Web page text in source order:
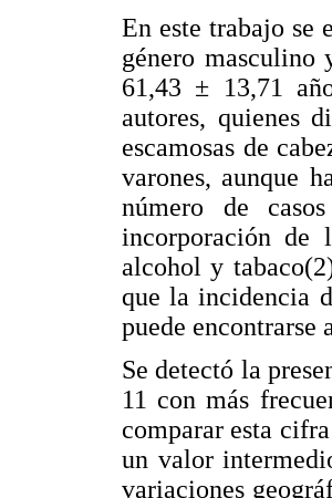
En este trabajo se
género masculino
61,43 ± 13,71
autores, quienes
escamosas de
varones, aunque
número de
incorporación de
alcohol y
que la incidencia
puede encontrarse
Se detectó la
11 con más
comparar esta
un valor
variaciones